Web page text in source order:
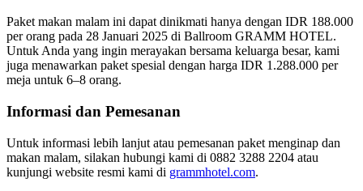
Paket makan malam ini dapat dinikmati hanya dengan IDR 188.000
per orang pada 28 Januari 2025 di Ballroom GRAMM HOTEL.
Untuk Anda yang ingin merayakan bersama keluarga besar, kami
juga menawarkan paket spesial dengan harga IDR 1.288.000 per
meja untuk 6–8 orang.
Informasi dan Pemesanan
Untuk informasi lebih lanjut atau pemesanan paket menginap dan
makan malam, silakan hubungi kami di 0882 3288 2204 atau
kunjungi website resmi kami di grammhotel.com.